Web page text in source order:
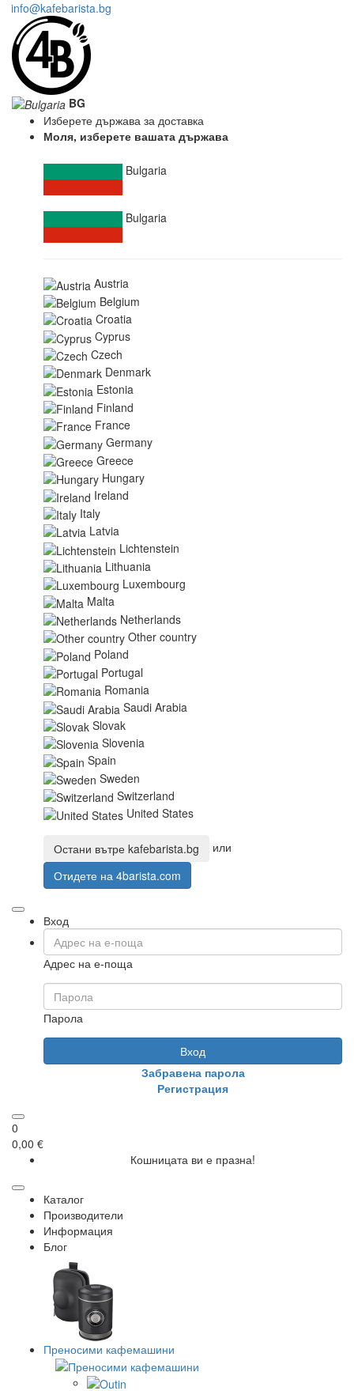
info@kafebarista.bg
BG
Изберете държава за доставка
Моля, изберете вашата държава
Bulgaria
Bulgaria
Austria
Belgium
Croatia
Cyprus
Czech
Denmark
Estonia
Finland
France
Germany
Greece
Hungary
Ireland
Italy
Latvia
Lichtenstein
Lithuania
Luxembourg
Malta
Netherlands
Other country
Poland
Portugal
Romania
Saudi Arabia
Slovak
Slovenia
Spain
Sweden
Switzerland
United States
Остани вътре kafebarista.bg
или
Отидете на 4barista.com
Вход
Адрес на е-поща
Парола
Вход
Забравена парола
Регистрация
0
0,00 €
Кошницата ви е празна!
Каталог
Производители
Информация
Блог
Преносими кафемашини